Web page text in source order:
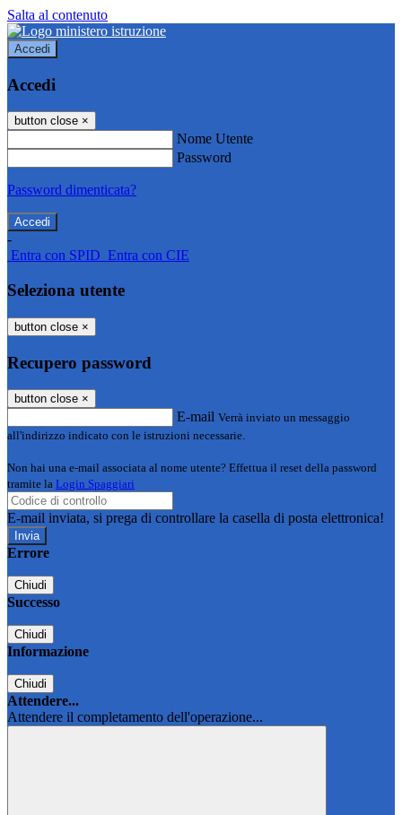
Salta al contenuto
Accedi
Accedi
button close ×
Nome Utente
Password
Password dimenticata?
-
Entra con SPID Entra con CIE
Seleziona utente
button close ×
Recupero password
button close ×
E-mail Verrà inviato un messaggio
all'indirizzo indicato con le istruzioni necessarie.
Non hai una e-mail associata al nome utente? Effettua il reset della password
tramite la Login Spaggiari
E-mail inviata, si prega di controllare la casella di posta elettronica!
Errore
Chiudi
Successo
Chiudi
Informazione
Chiudi
Attendere...
Attendere il completamento dell'operazione...